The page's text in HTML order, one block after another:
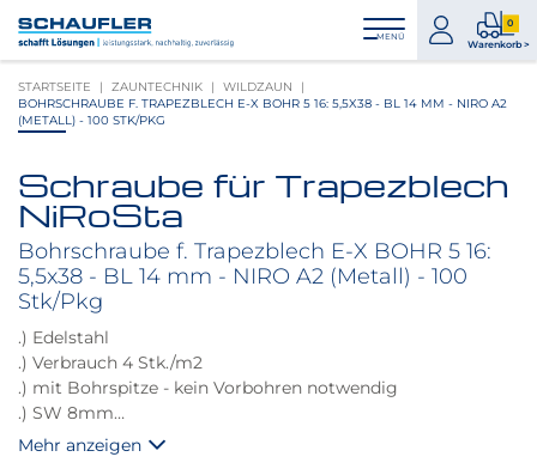
Inhalt
Hauptnavigation
Footernavigation
Logo
Schaufler
verlinkt
zur
MENÜ
zum
Konto
0
Warenkorb >
0
STARTSEITE ZAUNTECHNIK
WILDZAUN
BOHRSCHRAUBE F. TRAPEZBLECH E-X BOHR 5 16: 5,5X38 - BL 14 MM - NIRO A2
(METALL) - 100 STK/PKG
Produktbilder
überspringen
Schraube für Trapezblech
NiRoSta
Bohrschraube f. Trapezblech E-X BOHR 5 16:
5,5x38 - BL 14 mm - NIRO A2 (Metall) - 100
Stk/Pkg
.) Edelstahl
.) Verbrauch 4 Stk./m2
.) mit Bohrspitze - kein Vorbohren notwendig
.) SW 8mm
.) aufm. 16mm Dichtscheibe
Mehr anzeigen